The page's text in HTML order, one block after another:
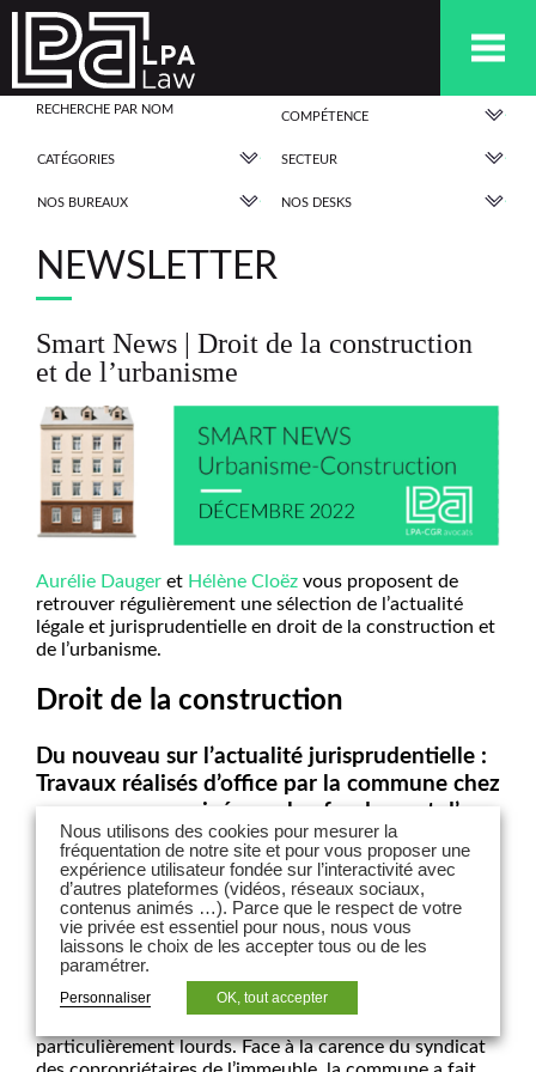
COMPÉTENCE
CATÉGORIES SECTEUR
NOS BUREAUX NOS DESKS
NEWSLETTER
Smart News | Droit de la construction
et de l’urbanisme
Aurélie Dauger et Hélène Cloëz vous proposent de
retrouver régulièrement une sélection de l’actualité
légale et jurisprudentielle en droit de la construction et
de l’urbanisme.
Droit de la construction
Du nouveau sur l’actualité jurisprudentielle :
Travaux réalisés d’office par la commune chez
une personne privée sur le fondement d’une
décision annulée : le propriétaire de
l’immeuble reste tenu de payer
Cass., civ. 3è, 26 octobre 2022, n°21-12.674, publié au
bulletin
Constatant qu’un immeuble érigé sur son territoire
menaçait ruine, une commune a pris en 2008 un arrêté
particulièrement lourds. Face à la carence du syndicat
Nous utilisons des cookies pour mesurer la
fréquentation de notre site et pour vous proposer une
expérience utilisateur fondée sur l’interactivité avec
d’autres plateformes (vidéos, réseaux sociaux,
contenus animés …). Parce que le respect de votre
vie privée est essentiel pour nous, nous vous
laissons le choix de les accepter tous ou de les
paramétrer.
Personnaliser OK, tout accepter